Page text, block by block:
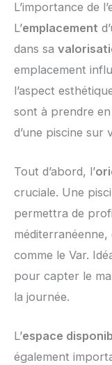
L’importance de
L’emplacement
dans sa
emplacement
l’aspect
sont à prendre
d’une piscine sur
Tout d’abord, l’
cruciale. Une
permettra de
comme le Var.
pour capter le
la journée.
L’espace
également